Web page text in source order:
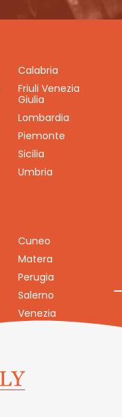
Calabria
Friuli Venezia
Giulia
Lombardia
Piemonte
Sicilia
Umbria
Cuneo
Matera
Perugia
Salerno
Venezia